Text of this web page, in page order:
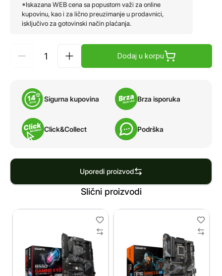
*Iskazana WEB cena sa popustom važi za online
kupovinu, kao i za lično preuzimanje u prodavnici,
isključivo za gotovinski način plaćanja.
Dodaj u korpu
Sigurna kupovina Brza isporuka
Click&Collect Podrška
Uporedi proizvod
Slični proizvodi